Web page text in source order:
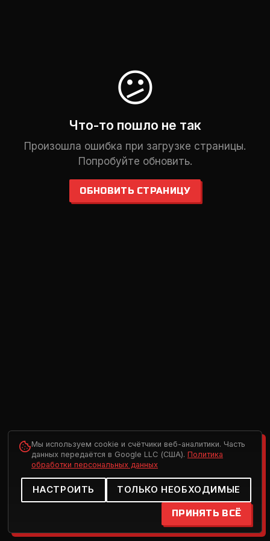
😕
Что-то пошло не так
Произошла ошибка при загрузке страницы.
Попробуйте обновить.
ОБНОВИТЬ СТРАНИЦУ
Мы используем cookie и счётчики веб-аналитики. Часть
данных передаётся в Google LLC (США). Политика
обработки персональных данных
НАСТРОИТЬ ТОЛЬКО НЕОБХОДИМЫЕ
ПРИНЯТЬ ВСЁ